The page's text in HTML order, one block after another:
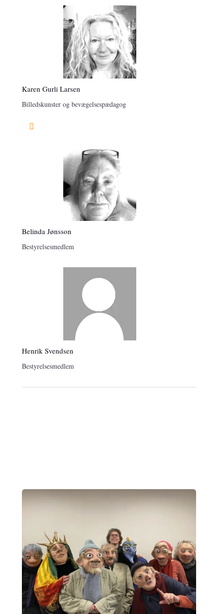
Karen Gurli Larsen
Billedskunster og bevægelsespædagog
Belinda Jønsson
Bestyrelsesmedlem
Henrik Svendsen
Bestyrelsesmedlem